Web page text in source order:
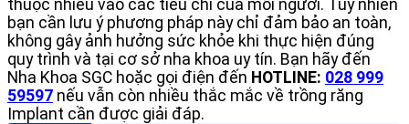
thuộc nhiều vào các tiêu chí của mỗi người. Tuy nhiên
bạn cần lưu ý phương pháp này chỉ đảm bảo an toàn,
không gây ảnh hưởng sức khỏe khi thực hiện đúng
quy trình và tại cơ sở nha khoa uy tín. Bạn hãy đến
Nha Khoa SGC hoặc gọi điện đến HOTLINE: 028 999
59597 nếu vẫn còn nhiều thắc mắc về trồng răng
Implant cần được giải đáp.